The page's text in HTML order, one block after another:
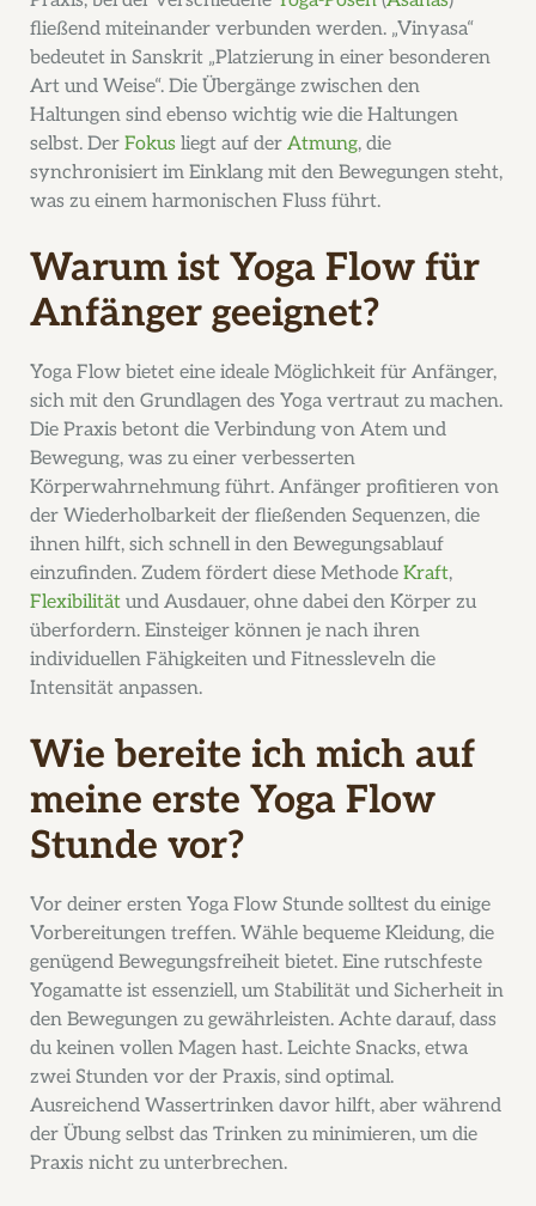
fließend miteinander verbunden werden. „Vinyasa“
bedeutet in Sanskrit „Platzierung in einer besonderen
Art und Weise“. Die Übergänge zwischen den
Haltungen sind ebenso wichtig wie die Haltungen
selbst. Der Fokus liegt auf der Atmung, die
synchronisiert im Einklang mit den Bewegungen steht,
was zu einem harmonischen Fluss führt.
Warum ist Yoga Flow für
Anfänger geeignet?
Yoga Flow bietet eine ideale Möglichkeit für Anfänger,
sich mit den Grundlagen des Yoga vertraut zu machen.
Die Praxis betont die Verbindung von Atem und
Bewegung, was zu einer verbesserten
Körperwahrnehmung führt. Anfänger profitieren von
der Wiederholbarkeit der fließenden Sequenzen, die
ihnen hilft, sich schnell in den Bewegungsablauf
einzufinden. Zudem fördert diese Methode Kraft,
Flexibilität und Ausdauer, ohne dabei den Körper zu
überfordern. Einsteiger können je nach ihren
individuellen Fähigkeiten und Fitnessleveln die
Intensität anpassen.
Wie bereite ich mich auf
meine erste Yoga Flow
Stunde vor?
Vor deiner ersten Yoga Flow Stunde solltest du einige
Vorbereitungen treffen. Wähle bequeme Kleidung, die
genügend Bewegungsfreiheit bietet. Eine rutschfeste
Yogamatte ist essenziell, um Stabilität und Sicherheit in
den Bewegungen zu gewährleisten. Achte darauf, dass
du keinen vollen Magen hast. Leichte Snacks, etwa
zwei Stunden vor der Praxis, sind optimal.
Ausreichend Wassertrinken davor hilft, aber während
der Übung selbst das Trinken zu minimieren, um die
Praxis nicht zu unterbrechen.